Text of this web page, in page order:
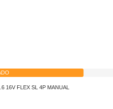
16V FLEX SL 4P MANUAL